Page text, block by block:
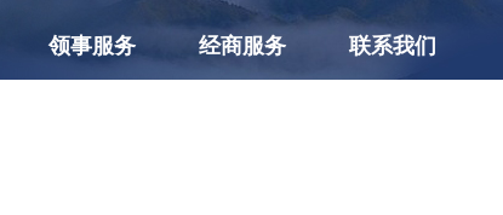
领事服务 经商服务 联系我们